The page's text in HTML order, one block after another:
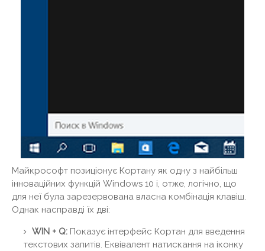
Майкрософт позиціонує Кортану як одну з найбільш
інноваційних функцій Windows 10 і, отже, логічно, що
для неї була зарезервована власна комбінація клавіш.
Однак насправді їх дві:
WIN + Q: Показує інтерфейс Кортан для введення
текстових запитів. Еквівалент натискання на іконку